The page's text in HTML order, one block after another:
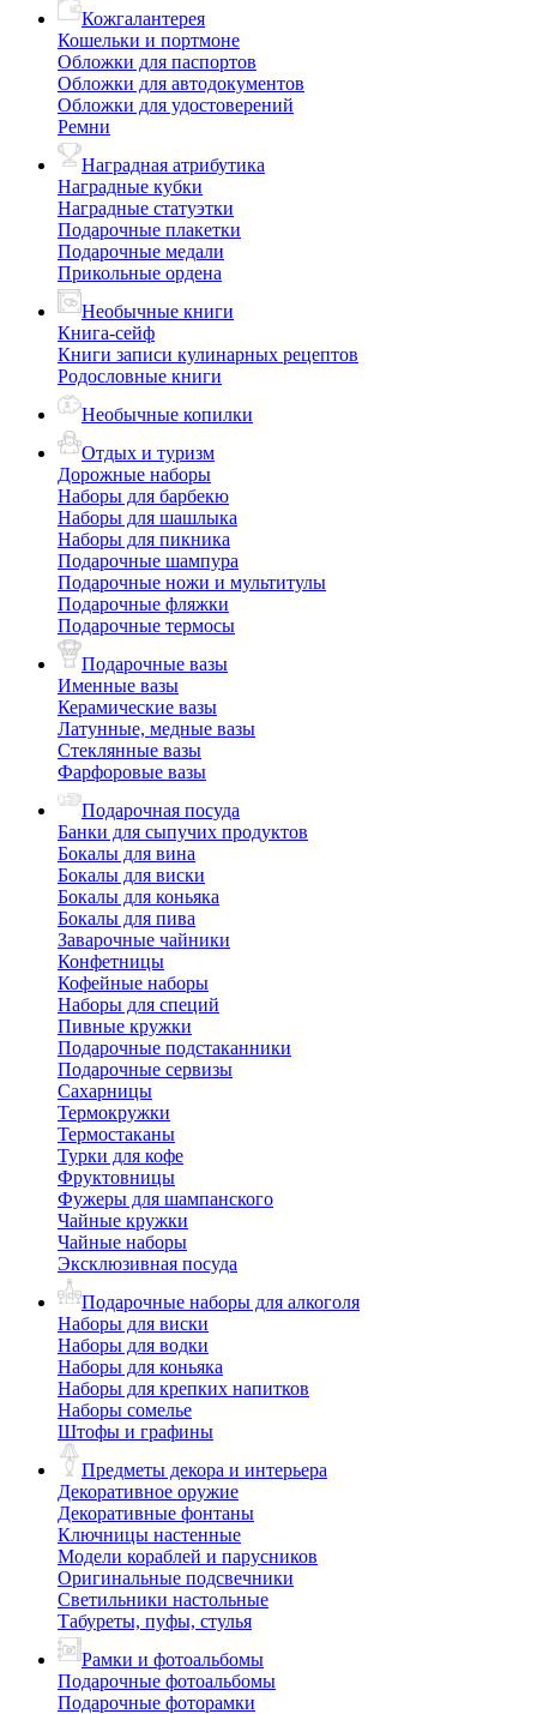
Кожгалантерея
Кошельки и портмоне
Обложки для паспортов
Обложки для автодокументов
Обложки для удостоверений
Ремни
Наградная атрибутика
Наградные кубки
Наградные статуэтки
Подарочные плакетки
Подарочные медали
Прикольные ордена
Необычные книги
Книга-сейф
Книги записи кулинарных рецептов
Родословные книги
Необычные копилки
Отдых и туризм
Дорожные наборы
Наборы для барбекю
Наборы для шашлыка
Наборы для пикника
Подарочные шампура
Подарочные ножи и мультитулы
Подарочные фляжки
Подарочные термосы
Подарочные вазы
Именные вазы
Керамические вазы
Латунные, медные вазы
Стеклянные вазы
Фарфоровые вазы
Подарочная посуда
Банки для сыпучих продуктов
Бокалы для вина
Бокалы для виски
Бокалы для коньяка
Бокалы для пива
Заварочные чайники
Конфетницы
Кофейные наборы
Наборы для специй
Пивные кружки
Подарочные подстаканники
Подарочные сервизы
Сахарницы
Термокружки
Термостаканы
Турки для кофе
Фруктовницы
Фужеры для шампанского
Чайные кружки
Чайные наборы
Эксклюзивная посуда
Подарочные наборы для алкоголя
Наборы для виски
Наборы для водки
Наборы для коньяка
Наборы для крепких напитков
Наборы сомелье
Штофы и графины
Предметы декора и интерьера
Декоративное оружие
Декоративные фонтаны
Ключницы настенные
Модели кораблей и парусников
Оригинальные подсвечники
Светильники настольные
Табуреты, пуфы, стулья
Рамки и фотоальбомы
Подарочные фотоальбомы
Подарочные фоторамки